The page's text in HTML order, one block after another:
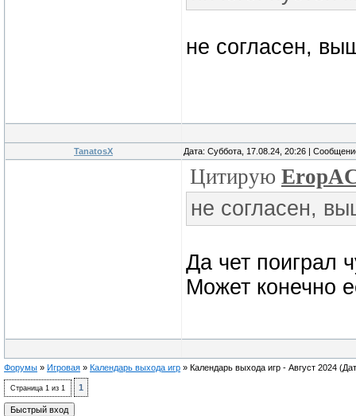
не согласен,
TanatosX Дата: Суббота, 17.08.24, 20:26 |
Цитирую
не согласен,
Да чет поиграл
Может конечно
Форумы » Игровая » Календарь выхода игр » Календарь выхода игр - Август 2024
Страница 1 из 1 1